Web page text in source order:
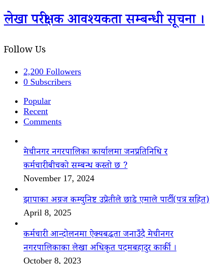
लेखा परीक्षक आवश्यकता सम्बन्धी सूचना ।
Follow Us
2,200 Followers
0 Subscribers
Popular
Recent
Comments
मेचीनगर नगरपालिका कार्यालमा जनप्रतिनिधि र
कर्मचारीबीचको सम्बन्ध कस्तो छ ?
November 17, 2024
झापाका अग्रज कम्युनिष्ट उप्रेतीले छाडे एमाले पार्टी(पत्र सहित)
April 8, 2025
कर्मचारी आन्दोलनमा ऐक्यबद्धता जनाउँदै मेचीनगर
नगरपालिकाका लेखा अधिकृत पदमबहादुर कार्की ।
October 8, 2023